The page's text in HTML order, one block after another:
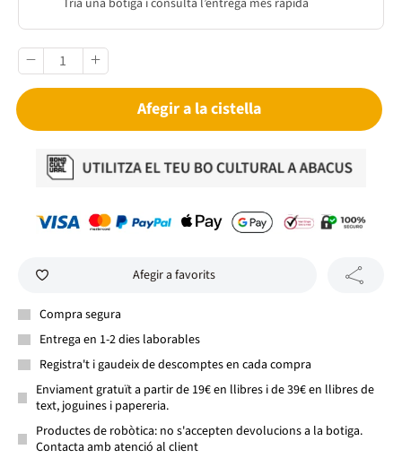
Afegir a la cistella
Afegir a favorits
Compra segura
Entrega en 1-2 dies laborables
Registra't i gaudeix de descomptes en cada compra
Enviament gratuït a partir de 19€ en llibres i de 39€ en llibres de
text, joguines i papereria.
Productes de robòtica: no s'accepten devolucions a la botiga.
Contacta amb atenció al client